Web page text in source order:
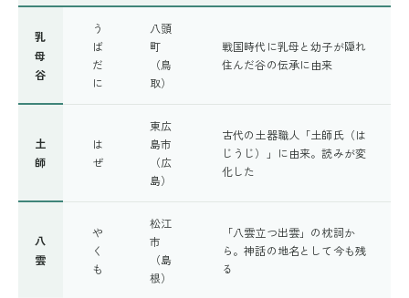
乳
母
谷
う
ば
だ
に
八頭
町
（鳥
取）
戦国時代に乳母と幼子が隠れ
住んだ谷の伝承に由来
土
師
は
ぜ
東広
島市
（広
島）
古代の土器職人「土師氏（は
じうじ）」に由来。読みが変
化した
八
雲
や
く
も
松江
市
（島
根）
「八雲立つ出雲」の枕詞か
ら。神話の地名として今も残
る